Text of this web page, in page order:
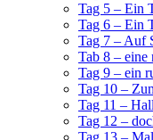
Tag 5 – Ein
Tag 6 – Ein
Tag 7 – Auf
Tab 8 – eine
Tag 9 – ein
Tag 10 –
Tag 11 –
Tag 12 –
Tag 13 –